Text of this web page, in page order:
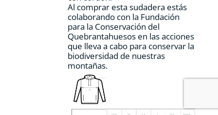
Al comprar esta sudadera estás
colaborando con la Fundación
para la Conservación del
Quebrantahuesos en las acciones
que lleva a cabo para conservar la
biodiversidad de nuestras
montañas.